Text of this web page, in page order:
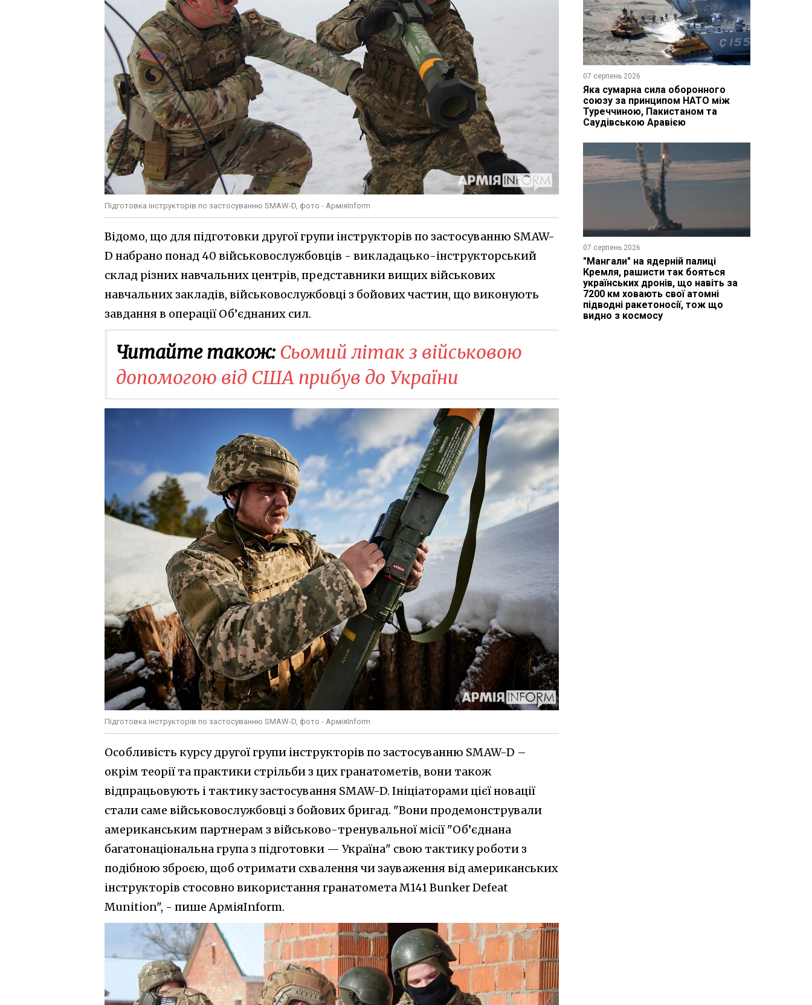
Підготовка інструкторів по застосуванню SMAW-D, фото - АрміяInform
Відомо, що для підготовки другої групи інструкторів по застосуванню SMAW-
D набрано понад 40 військовослужбовців - викладацько-інструкторський
склад різних навчальних центрів, представники вищих військових
навчальних закладів, військовослужбовці з бойових частин, що виконують
завдання в операції Об’єднаних сил.
Читайте також: Сьомий літак з військовою
допомогою від США прибув до України
Підготовка інструкторів по застосуванню SMAW-D, фото - АрміяInform
Особливість курсу другої групи інструкторів по застосуванню SMAW-D –
окрім теорії та практики стрільби з цих гранатометів, вони також
відпрацьовують і тактику застосування SMAW-D. Ініціаторами цієї новації
стали саме військовослужбовці з бойових бригад. "Вони продемонстрували
американським партнерам з військово-тренувальної місії "Об’єднана
багатонаціональна група з підготовки — Україна" свою тактику роботи з
подібною зброєю, щоб отримати схвалення чи зауваження від американських
інструкторів стосовно використання гранатомета M141 Bunker Defeat
Munition", - пише АрміяInform.
07 серпень 2026
Яка сумарна сила оборонного
союзу за принципом НАТО між
Туреччиною, Пакистаном та
Саудівською Аравією
07 серпень 2026
"Мангали" на ядерній палиці
Кремля, рашисти так бояться
українських дронів, що навіть за
7200 км ховають свої атомні
підводні ракетоносії, тож що
видно з космосу